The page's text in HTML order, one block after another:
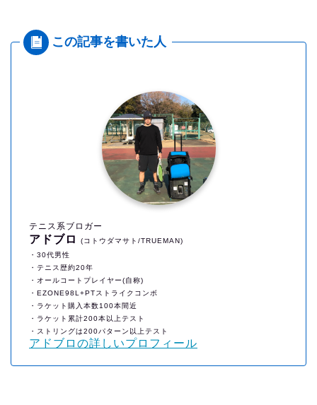
テニス系ブロガー
アドブロ
(コトウダマサト/TRUEMAN)
・30代男性
・テニス歴約20年
・オールコートプレイヤー(自称)
・EZONE98L+PTストライクコンボ
・ラケット購入本数100本間近
・ラケット累計200本以上テスト
・ストリングは200パターン以上テスト
アドブロの詳しいプロフィール